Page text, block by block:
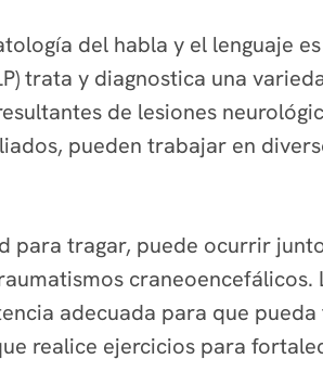
del habla y el lenguaje
trata y diagnostica una
de lesiones
pueden trabajar en
para tragar, puede ocurrir
adecuada para que
realice ejercicios para